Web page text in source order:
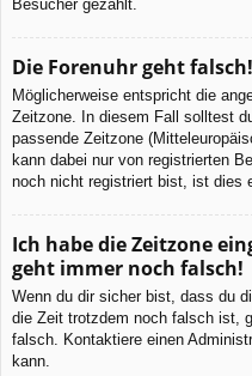
Besucher gezählt.
Die Forenuhr geht falsch!
Möglicherweise entspricht die
Zeitzone. In diesem Fall solltest
passende Zeitzone
kann dabei nur von registrierten
noch nicht registriert bist, ist dies
Ich habe die Zeitzone
geht immer noch falsch!
Wenn du dir sicher bist, dass du
die Zeit trotzdem noch falsch ist,
falsch. Kontaktiere einen
kann.